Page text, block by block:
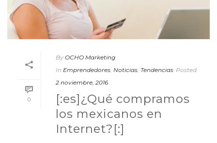
0
By OCHO Marketing
In Emprendedores Noticias Tendencias Posted
2 noviembre, 2016
[:es]¿Qué compramos
los mexicanos en
Internet?[:]